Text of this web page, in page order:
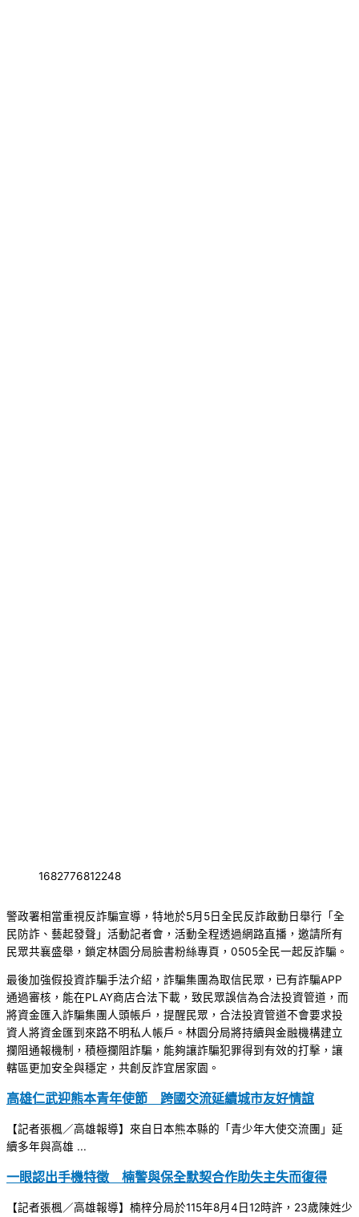
1682776812248
警政署相當重視反詐騙宣導，特地於5月5日全民反詐啟動日舉行「全
民防詐、藝起發聲」活動記者會，活動全程透過網路直播，邀請所有
民眾共襄盛舉，鎖定林園分局臉書粉絲專頁，0505全民一起反詐騙。
最後加強假投資詐騙手法介紹，詐騙集團為取信民眾，已有詐騙APP
通過審核，能在PLAY商店合法下載，致民眾誤信為合法投資管道，而
將資金匯入詐騙集團人頭帳戶，提醒民眾，合法投資管道不會要求投
資人將資金匯到來路不明私人帳戶。林園分局將持續與金融機構建立
攔阻通報機制，積極攔阻詐騙，能夠讓詐騙犯罪得到有效的打擊，讓
轄區更加安全與穩定，共創反詐宜居家園。
高雄仁武迎熊本青年使節 跨國交流延續城市友好情誼
【記者張楓／高雄報導】來自日本熊本縣的「青少年大使交流團」延
續多年與高雄 ...
一眼認出手機特徵 楠警與保全默契合作助失主失而復得
【記者張楓／高雄報導】楠梓分局於115年8月4日12時許，23歲陳姓少